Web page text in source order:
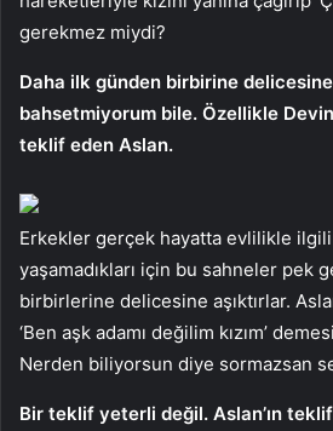
gerekmez miydi?
Daha ilk günden birbirine
bahsetmiyorum bile. Özellikle
teklif eden Aslan.
Erkekler gerçek hayatta evlilikle
yaşamadıkları için bu sahneler pek
birbirlerine delicesine aşıktırlar.
‘Ben aşk adamı değilim kızım’
Nerden biliyorsun diye sormazsan
Bir teklif yeterli değil. Aslan’ın